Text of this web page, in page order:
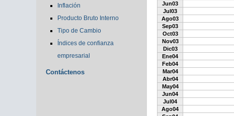
Inflación
Producto Bruto Interno
Tipo de Cambio
Índices de confianza
empresarial
Contáctenos
Jun03
Jul03
Ago03
Sep03
Oct03
Nov03
Dic03
Ene04
Feb04
Mar04
Abr04
May04
Jun04
Jul04
Ago04